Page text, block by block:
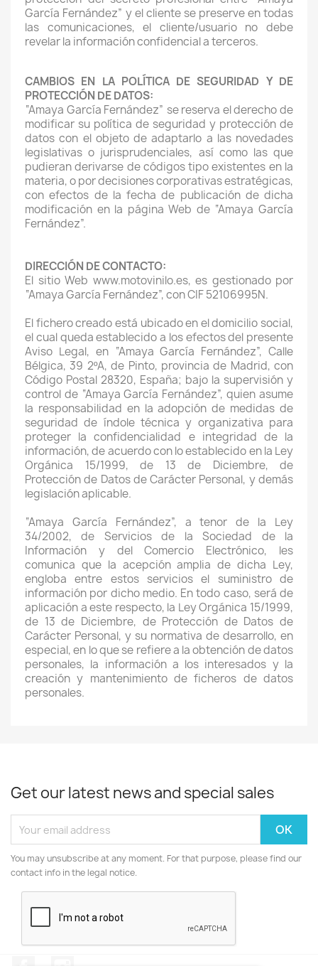
García Fernández” y el cliente se preserve en todas
las comunicaciones, el cliente/usuario no debe
revelar la información confidencial a terceros.
CAMBIOS EN LA POLÍTICA DE SEGURIDAD Y DE
PROTECCIÓN DE DATOS:
“Amaya García Fernández” se reserva el derecho de
modificar su política de seguridad y protección de
datos con el objeto de adaptarlo a las novedades
legislativas o jurisprudenciales, así como las que
pudieran derivarse de códigos tipo existentes en la
materia, o por decisiones corporativas estratégicas,
con efectos de la fecha de publicación de dicha
modificación en la página Web de “Amaya García
Fernández”.
DIRECCIÓN DE CONTACTO:
El sitio Web www.motovinilo.es, es gestionado por
“Amaya García Fernández”, con CIF 52106995N.
El fichero creado está ubicado en el domicilio social,
el cual queda establecido a los efectos del presente
Aviso Legal, en “Amaya García Fernández”, Calle
Bélgica, 39 2ºA, de Pinto, provincia de Madrid, con
Código Postal 28320, España; bajo la supervisión y
control de “Amaya García Fernández”, quien asume
la responsabilidad en la adopción de medidas de
seguridad de índole técnica y organizativa para
proteger la confidencialidad e integridad de la
información, de acuerdo con lo establecido en la Ley
Orgánica 15/1999, de 13 de Diciembre, de
Protección de Datos de Carácter Personal, y demás
legislación aplicable.
“Amaya García Fernández”, a tenor de la Ley
34/2002, de Servicios de la Sociedad de la
Información y del Comercio Electrónico, les
comunica que la acepción amplia de dicha Ley,
engloba entre estos servicios el suministro de
información por dicho medio. En todo caso, será de
aplicación a este respecto, la Ley Orgánica 15/1999,
de 13 de Diciembre, de Protección de Datos de
Carácter Personal, y su normativa de desarrollo, en
especial, en lo que se refiere a la obtención de datos
personales, la información a los interesados y la
creación y mantenimiento de ficheros de datos
personales.
Get our latest news and special sales
You may unsubscribe at any moment. For that purpose, please find our
contact info in the legal notice.